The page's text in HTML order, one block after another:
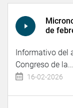
de
Informativo del
Congreso de la...
16-02-2026